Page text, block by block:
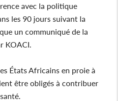
avec la politique
les 90 jours suivant la
un communiqué de la
KOACI.
les États Africains en proie à
être obligés à contribuer